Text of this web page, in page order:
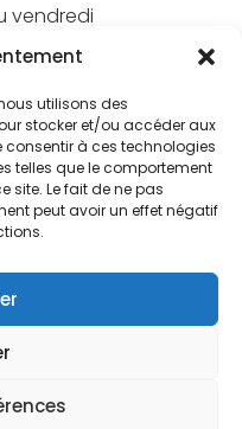
utilisons des
stocker et/ou accéder aux
à ces technologies
telles que le comportement
site. Le fait de ne pas
peut avoir un effet négatif
vendredi
de confidentialité